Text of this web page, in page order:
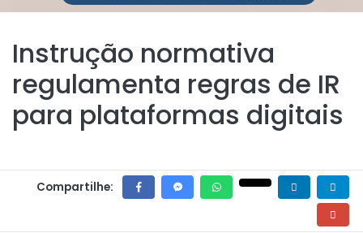
Instrução normativa
regulamenta regras de IR
para plataformas digitais
Compartilhe: